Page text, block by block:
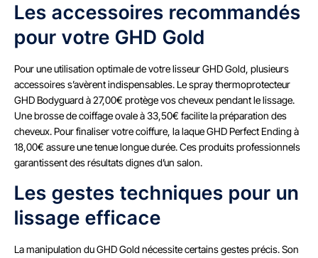
Les accessoires recommandés
pour votre GHD Gold
Pour une utilisation optimale de votre lisseur GHD Gold, plusieurs
accessoires s’avèrent indispensables. Le spray thermoprotecteur
GHD Bodyguard à 27,00€ protège vos cheveux pendant le lissage.
Une brosse de coiffage ovale à 33,50€ facilite la préparation des
cheveux. Pour finaliser votre coiffure, la laque GHD Perfect Ending à
18,00€ assure une tenue longue durée. Ces produits professionnels
garantissent des résultats dignes d’un salon.
Les gestes techniques pour un
lissage efficace
La manipulation du GHD Gold nécessite certains gestes précis. Son